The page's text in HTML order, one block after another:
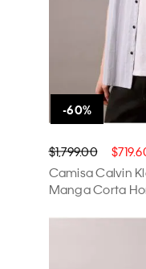
$1,799.00
Camisa Calvin
Manga Corta